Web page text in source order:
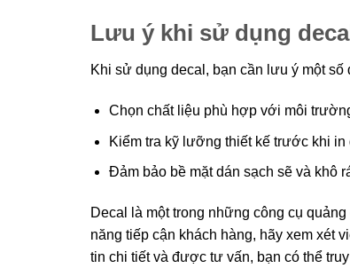
Lưu ý khi sử dụng
Khi sử dụng decal, bạn cần lưu ý một số
Chọn chất liệu phù hợp với môi
Kiểm tra kỹ lưỡng thiết kế trước khi in
Đảm bảo bề mặt dán sạch sẽ và khô
Decal là một trong những công cụ
năng tiếp cận khách hàng, hãy xem xét
tin chi tiết và được tư vấn, bạn có thể